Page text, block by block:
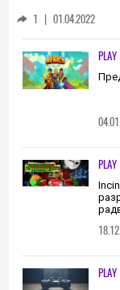
трябва да
(ИНТЕРВЮ)
1 | 01.04.2022
PLAY
PLAY
PLAY